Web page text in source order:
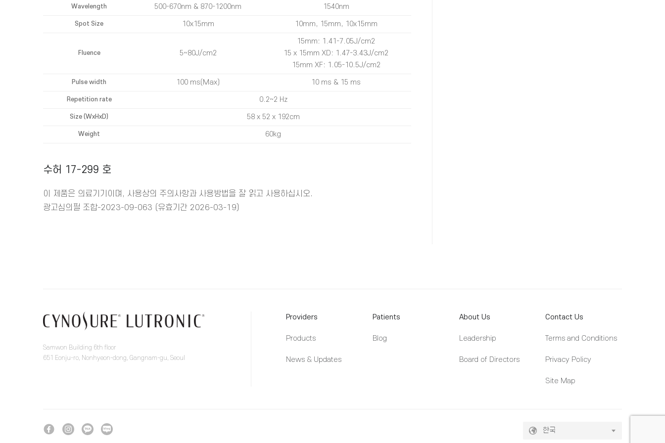
Wavelength 500-670nm & 870-1200nm 1540nm
Spot Size 10x15mm 10mm, 15mm, 10x15mm
Fluence 5~80J/cm2
15mm: 1.41-7.05J/cm2
15 x 15mm XD: 1.47-3.43J/cm2
15mm XF: 1.05-10.5J/cm2
Pulse width 100 ms(Max) 10 ms & 15 ms
Repetition rate 0.2~2 Hz
Size (WxHxD) 58 x 52 x 192cm
Weight 60kg
수허 17-299 호
이 제품은 의료기기이며, 사용상의 주의사항과 사용방법을 잘 읽고 사용하십시오.
광고심의필 조합-2023-09-063 (유효기간 2026-03-19)
Samwon Building 6th floor
651 Eonju-ro, Nonhyeon-dong, Gangnam-gu, Seoul
Providers
Products
News & Updates
Patients
Blog
About Us
Leadership
Board of Directors
Contact Us
Terms and Conditions
Privacy Policy
Site Map
한국